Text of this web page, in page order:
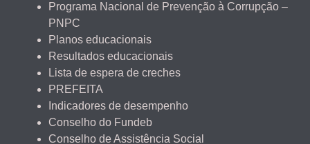
Programa Nacional de Prevenção à Corrupção –
PNPC
Planos educacionais
Resultados educacionais
Lista de espera de creches
PREFEITA
Indicadores de desempenho
Conselho do Fundeb
Conselho de Assistência Social